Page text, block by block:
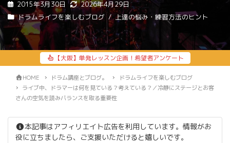
2015年3月30日
2026年4月29日
ドラムライフを楽しむブログ
上達の悩み・練習方法のヒント
【大阪】単発レッスン企画！希望者アンケート
HOME ドラム講座とブログ。
ドラムライフを楽しむブログ
ライブ中、ドラマーは何を見ている？考えている？／冷静にステージとお客
さんの空気を読みバランスを取る重要性
本記事はアフィリエイト広告を利用しています。情報がお
役に立ちましたら、ご支援いただけると嬉しいです。